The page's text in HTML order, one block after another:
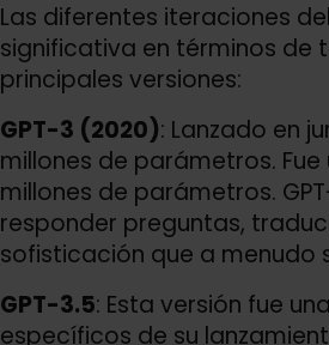
Las diferentes iteraciones
significativa en términos de
principales versiones:
GPT-3 (2020): Lanzado en
millones de parámetros.
millones de parámetros.
responder preguntas,
sofisticación que a menudo
GPT-3.5: Esta versión fue
específicos de su